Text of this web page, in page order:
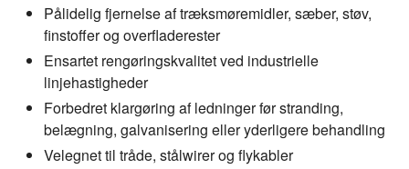
Pålidelig fjernelse af træksmøremidler, sæber, støv,
finstoffer og overfladerester
Ensartet rengøringskvalitet ved industrielle
linjehastigheder
Forbedret klargøring af ledninger før stranding,
belægning, galvanisering eller yderligere behandling
Velegnet til tråde, stålwirer og flykabler